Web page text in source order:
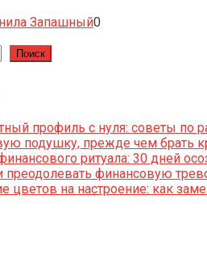
Запашный0
Поиск
профиль с нуля: советы
подушку, прежде чем брать
ритуала: 30 дней
преодолевать финансовую
цветов на настроение: как